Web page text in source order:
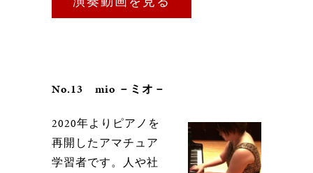
No.13 mio －ミオ－
2020年よりピアノを
再開したアマチュア
学習者です。人や社